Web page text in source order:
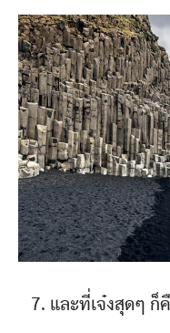
7. และที่เจ๋งสุดๆ ก็